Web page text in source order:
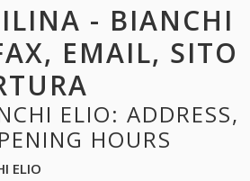
- BIANCHI
EMAIL, SITO
ELIO: ADDRESS,
HOURS
ELIO